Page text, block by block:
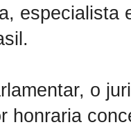
especialista
o
honraria